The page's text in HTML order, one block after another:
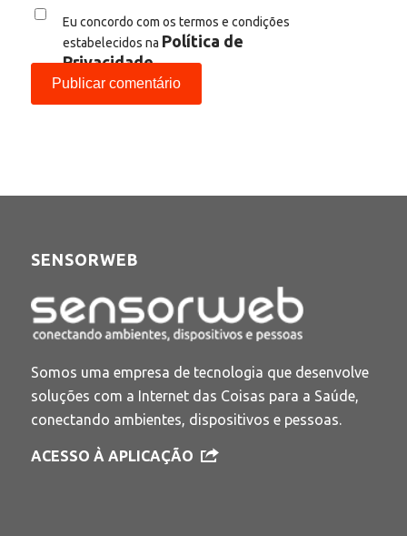
Eu concordo com os termos e condições
estabelecidos na Política de
Privacidade
SENSORWEB
Somos uma empresa de tecnologia que desenvolve
soluções com a Internet das Coisas para a Saúde,
conectando ambientes, dispositivos e pessoas.
ACESSO À APLICAÇÃO